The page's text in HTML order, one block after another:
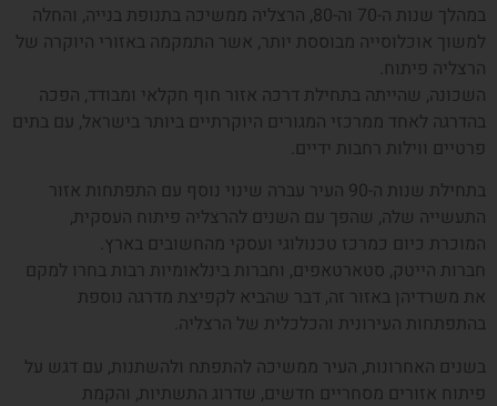
במהלך שנות ה-70 וה-80, הרצליה ממשיכה בתנופת בנייה, והחלה
למשוך אוכלוסייה מבוססת יותר, אשר התמקמה באזורי היוקרה של
הרצליה פיתוח.
השכונה, שהייתה בתחילת דרכה אזור חוף חקלאי ומבודד, הפכה
בהדרגה לאחד ממרכזי המגורים היוקרתיים ביותר בישראל, עם בתים
פרטיים ווילות רחבות ידיים.
בתחילת שנות ה-90 העיר עברה שינוי נוסף עם התפתחות אזור
התעשייה שלה, שהפך עם השנים להרצליה פיתוח העסקית,
המוכרת כיום כמרכז טכנולוגי ועסקי מהחשובים בארץ.
חברות הייטק, סטארטאפים, וחברות בינלאומיות רבות בחרו למקם
את משרדיהן באזור זה, דבר שהביא לקפיצת מדרגה נוספת
בהתפתחות העירונית והכלכלית של הרצליה.
בשנים האחרונות, העיר ממשיכה להתפתח ולהשתנות, עם דגש על
פיתוח אזורים מסחריים חדשים, שדרוג התשתיות, והקמת